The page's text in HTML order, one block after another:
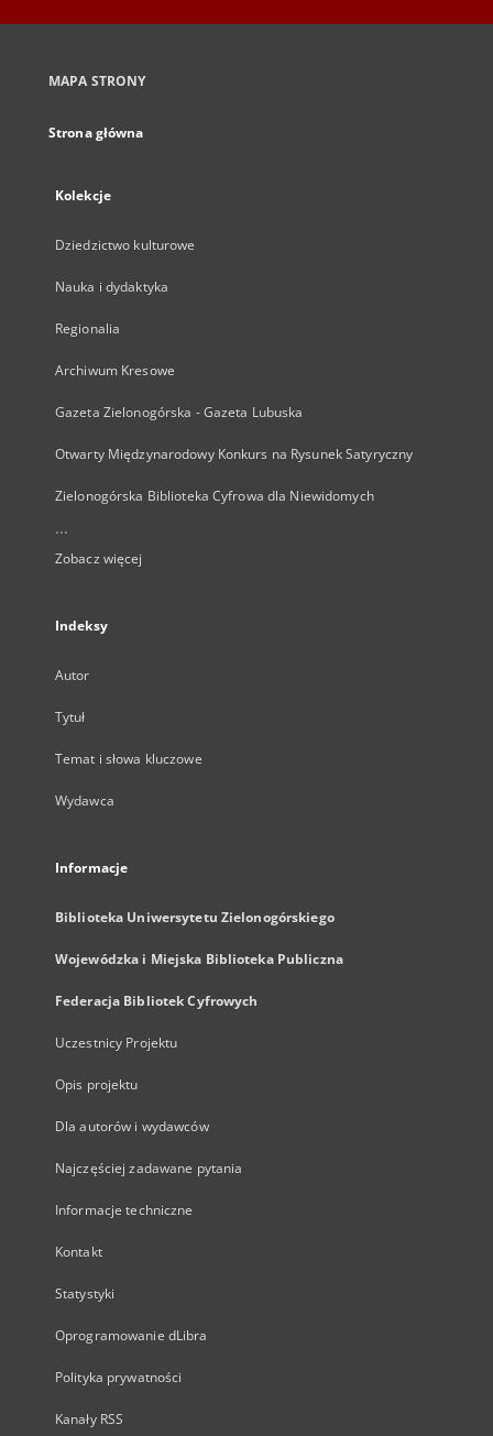
MAPA STRONY
Strona główna
Kolekcje
Dziedzictwo kulturowe
Nauka i dydaktyka
Regionalia
Archiwum Kresowe
Gazeta Zielonogórska - Gazeta Lubuska
Otwarty Międzynarodowy Konkurs na Rysunek Satyryczny
Zielonogórska Biblioteka Cyfrowa dla Niewidomych
...
Zobacz więcej
Indeksy
Autor
Tytuł
Temat i słowa kluczowe
Wydawca
Informacje
Biblioteka Uniwersytetu Zielonogórskiego
Wojewódzka i Miejska Biblioteka Publiczna
Federacja Bibliotek Cyfrowych
Uczestnicy Projektu
Opis projektu
Dla autorów i wydawców
Najczęściej zadawane pytania
Informacje techniczne
Kontakt
Statystyki
Oprogramowanie dLibra
Polityka prywatności
Kanały RSS